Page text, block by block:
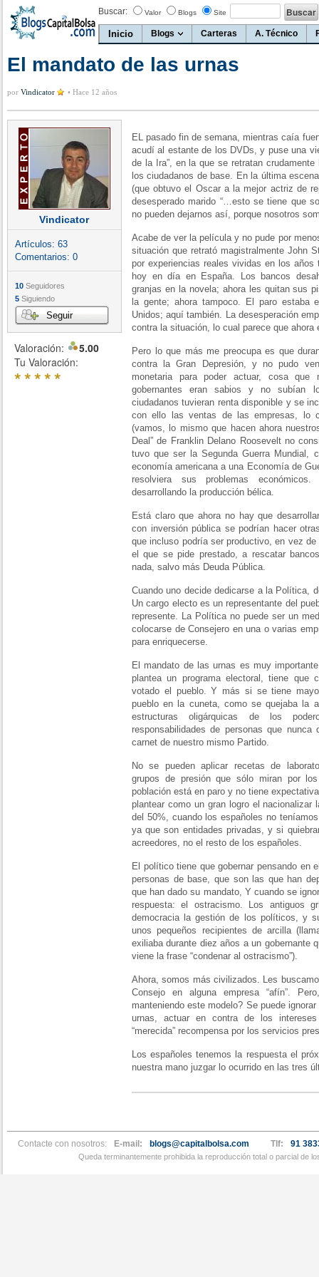
Buscar: Valor Blogs Site
Inicio Blogs Carteras A. Técnico
El mandato de las urnas
por Vindicator • Hace 12 años
Vindicator
Artículos: 63
Comentarios: 0
10 Seguidores
5 Siguiendo
Seguir
Valoración:
5.00
Tu Valoración:
*****
EL pasado fin de semana, mientras caía
acudí al estante de los DVDs, y puse una
de la Ira”, en la que se retratan
los ciudadanos de base. En la última
(que obtuvo el Oscar a la mejor actriz de
desesperado marido “…esto se tiene que
no pueden dejarnos así, porque nosotros
Acabe de ver la película y no pude por
situación que retrató magistralmente John
por experiencias reales vividas en los
hoy en día en España. Los bancos
granjas en la novela; ahora les quitan sus
la gente; ahora tampoco. El paro
Unidos; aquí también. La desesperación
contra la situación, lo cual parece que ahora
Pero lo que más me preocupa es que
contra la Gran Depresión, y no pudo
monetaria para poder actuar, cosa
gobernantes eran sabios y no subían
ciudadanos tuvieran renta disponible y se
con ello las ventas de las empresas, lo
(vamos, lo mismo que hacen ahora
Deal” de Franklin Delano Roosevelt no
tuvo que ser la Segunda Guerra Mundial,
economía americana a una Economía de
resolviera sus problemas
desarrollando la producción bélica.
Está claro que ahora no hay que
con inversión pública se podrían hacer
que incluso podría ser productivo, en vez
el que se pide prestado, a rescatar
nada, salvo más Deuda Pública.
Cuando uno decide dedicarse a la Política,
Un cargo electo es un representante del
represente. La Política no puede ser un
colocarse de Consejero en una o varias
para enriquecerse.
El mandato de las urnas es muy
plantea un programa electoral, tiene que
votado el pueblo. Y más si se tiene
pueblo en la cuneta, como se quejaba la
estructuras oligárquicas de los
responsabilidades de personas que nunca
carnet de nuestro mismo Partido.
No se pueden aplicar recetas de
grupos de presión que sólo miran por
población está en paro y no tiene
plantear como un gran logro el
del 50%, cuando los españoles no
ya que son entidades privadas, y si
acreedores, no el resto de los españoles.
El político tiene que gobernar pensando en
personas de base, que son las que han
que han dado su mandato, Y cuando se
respuesta: el ostracismo. Los antiguos
democracia la gestión de los políticos, y
unos pequeños recipientes de arcilla
exiliaba durante diez años a un gobernante
viene la frase “condenar al ostracismo”).
Ahora, somos más civilizados. Les
Consejo en alguna empresa “afín”.
manteniendo este modelo? Se puede
urnas, actuar en contra de los
“merecida” recompensa por los servicios
Los españoles tenemos la respuesta el
nuestra mano juzgar lo ocurrido en las tres
Contacte con nosotros: E-mail: blogs@capitalbolsa.com Tlf: 91
Queda terminantemente prohibida la reproducción total o parcial de